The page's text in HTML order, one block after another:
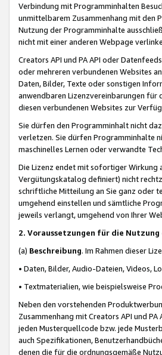
Verbindung mit Programminhalten
unmittelbarem Zusammenhang mit den
Nutzung der Programminhalte
nicht mit einer anderen Webpage
Creators API und PA API oder
oder mehreren verbundenen Websites
Daten, Bilder, Texte oder sonstigen
anwendbaren Lizenzvereinbarungen für
diesen verbundenen Websites zur
Sie dürfen den Programminhalt nicht
verletzen. Sie dürfen Programminhalte
maschinelles Lernen oder verwandte
Die Lizenz endet mit sofortiger Wirkung
Vergütungskatalog definiert) nicht
schriftliche Mitteilung an Sie ganz oder
umgehend einstellen und sämtliche
jeweils verlangt, umgehend von Ihrer
2. Voraussetzungen für die Nutzung
(a) Beschreibung. Im Rahmen dieser
• Daten, Bilder, Audio-Dateien, Videos,
• Textmaterialien, wie beispielsweise
Neben den vorstehenden
Zusammenhang mit Creators API und
jeden Musterquellcode bzw. jede
auch Spezifikationen,
denen die für die ordnungsgemäße